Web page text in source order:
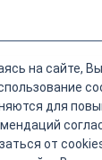
на сайте,
для
от